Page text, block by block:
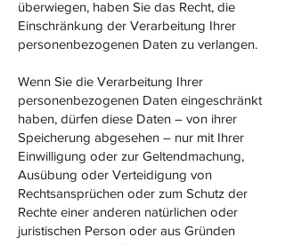
überwiegen, haben Sie das Recht, die
Einschränkung der Verarbeitung Ihrer
personenbezogenen Daten zu verlangen.
Wenn Sie die Verarbeitung Ihrer
personenbezogenen Daten eingeschränkt
haben, dürfen diese Daten – von ihrer
Speicherung abgesehen – nur mit Ihrer
Einwilligung oder zur Geltendmachung,
Ausübung oder Verteidigung von
Rechtsansprüchen oder zum Schutz der
Rechte einer anderen natürlichen oder
juristischen Person oder aus Gründen